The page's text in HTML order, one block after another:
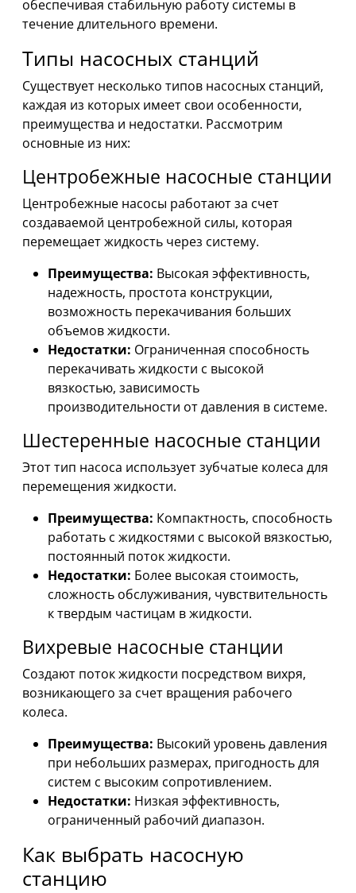
обеспечивая стабильную работу системы в
течение длительного времени.
Типы насосных станций
Существует несколько типов насосных станций,
каждая из которых имеет свои особенности,
преимущества и недостатки. Рассмотрим
основные из них:
Центробежные насосные станции
Центробежные насосы работают за счет
создаваемой центробежной силы, которая
перемещает жидкость через систему.
Преимущества: Высокая эффективность,
надежность, простота конструкции,
возможность перекачивания больших
объемов жидкости.
Недостатки: Ограниченная способность
перекачивать жидкости с высокой
вязкостью, зависимость
производительности от давления в системе.
Шестеренные насосные станции
Этот тип насоса использует зубчатые колеса для
перемещения жидкости.
Преимущества: Компактность, способность
работать с жидкостями с высокой вязкостью,
постоянный поток жидкости.
Недостатки: Более высокая стоимость,
сложность обслуживания, чувствительность
к твердым частицам в жидкости.
Вихревые насосные станции
Создают поток жидкости посредством вихря,
возникающего за счет вращения рабочего
колеса.
Преимущества: Высокий уровень давления
при небольших размерах, пригодность для
систем с высоким сопротивлением.
Недостатки: Низкая эффективность,
ограниченный рабочий диапазон.
Как выбрать насосную
станцию